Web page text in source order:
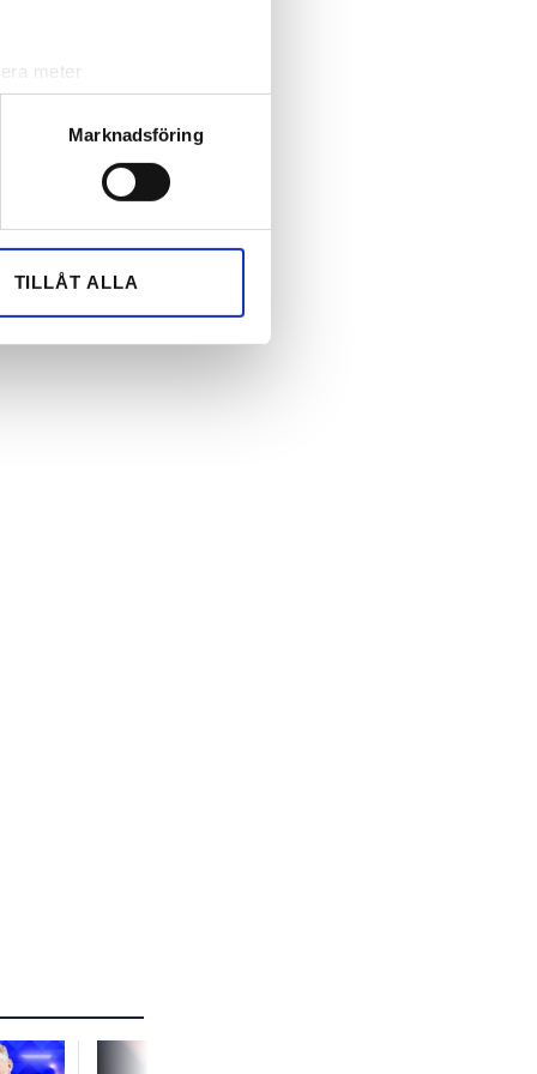
meter
. Du kan ändra
information från din enhet
kombinera informationen
Marknadsföring
TILLÅT ALLA